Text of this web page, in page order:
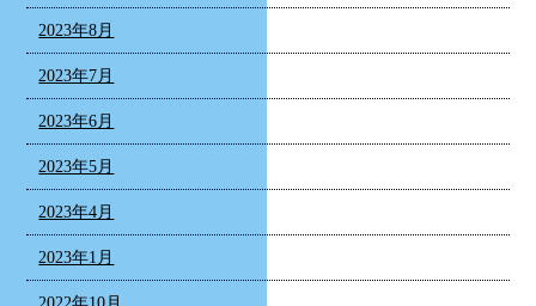
2023年8月
2023年7月
2023年6月
2023年5月
2023年4月
2023年1月